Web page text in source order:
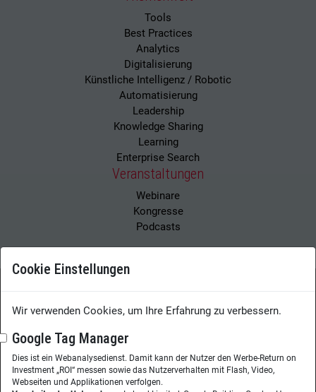
Tools
Best Practices
Analytics
Digitalisierung
Künstliche Intelligenz / Robotic
Automatisierung
Leadership
Knowledge Sharing
Learning
Enterprise Search
Veranstaltungen
Webinare
Kongresse
Podcasts
Wissensmanagement Magazin
Impressum
Herausgeberin:Nicole Lehnert
Westheimer Str. 18
Cookie Einstellungen
Wir verwenden Cookies, um Ihre Erfahrung zu verbessern.
Google Tag Manager
Dies ist ein Webanalysedienst. Damit kann der Nutzer den Werbe-Return on
Investment „ROI“ messen sowie das Nutzerverhalten mit Flash, Video,
Webseiten und Applikationen verfolgen.